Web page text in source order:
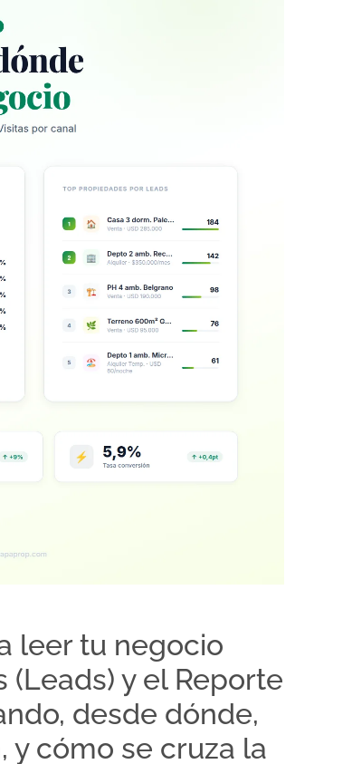
leer tu negocio
(Leads) y el Reporte
desde dónde,
cómo se cruza la